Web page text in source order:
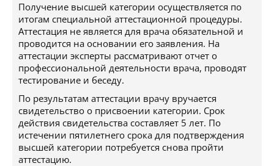
Получение высшей категории осуществляется по
итогам специальной аттестационной процедуры.
Аттестация не является для врача обязательной и
проводится на основании его заявления. На
аттестации эксперты рассматривают отчет о
профессиональной деятельности врача, проводят
тестирование и беседу.
По результатам аттестации врачу вручается
свидетельство о присвоении категории. Срок
действия свидетельства составляет 5 лет. По
истечении пятилетнего срока для подтверждения
высшей категории потребуется снова пройти
аттестацию.